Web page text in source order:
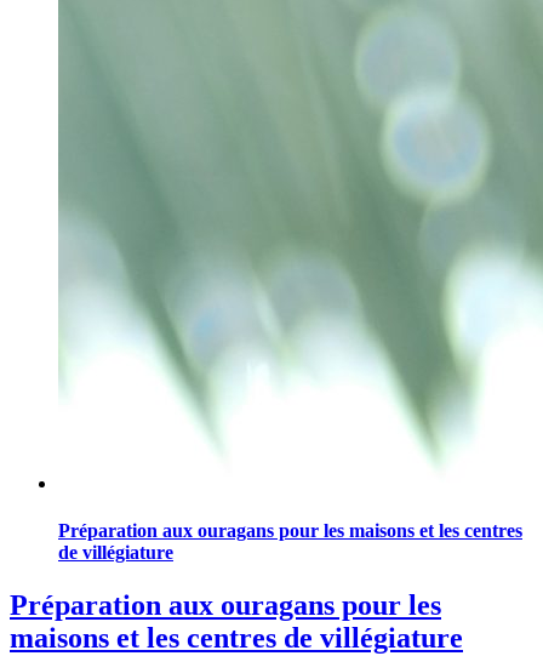
Préparation aux ouragans pour les maisons et les centres
de villégiature
Préparation aux ouragans pour les
maisons et les centres de villégiature